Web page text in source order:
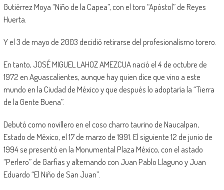
Gutiérrez Moya “Niño de la Capea”, con el toro “Apóstol” de Reyes
Huerta.
Y el 3 de mayo de 2003 decidió retirarse del profesionalismo torero.
En tanto, JOSÉ MIGUEL LAHOZ AMEZCUA nació el 4 de octubre de
1972 en Aguascalientes, aunque hay quien dice que vino a este
mundo en la Ciudad de México y que después lo adoptaría la “Tierra
de la Gente Buena”.
Debutó como novillero en el coso charro taurino de Naucalpan,
Estado de México, el 17 de marzo de 1991. El siguiente 12 de junio de
1994 se presentó en la Monumental Plaza México, con el astado
“Perlero” de Garfias y alternando con Juan Pablo Llaguno y Juan
Eduardo “El Niño de San Juan”.